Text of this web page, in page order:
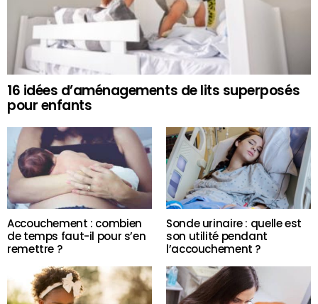
16 idées d’aménagements de lits superposés
pour enfants
Accouchement : combien
de temps faut-il pour s’en
remettre ?
Sonde urinaire : quelle est
son utilité pendant
l’accouchement ?